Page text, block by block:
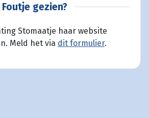
Foutje gezien?
Stomaatje haar website
Meld het via dit formulier.